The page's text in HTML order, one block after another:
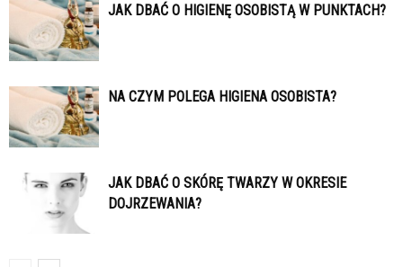
JAK DBAĆ O HIGIENĘ OSOBISTĄ W PUNKTACH?
NA CZYM POLEGA HIGIENA OSOBISTA?
JAK DBAĆ O SKÓRĘ TWARZY W OKRESIE
DOJRZEWANIA?